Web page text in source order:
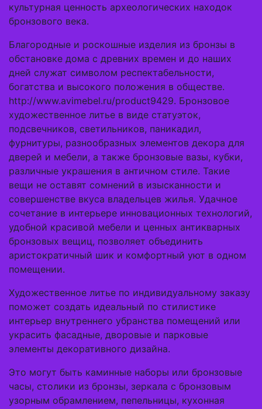
культурная ценность археологических находок
бронзового века.
Благородные и роскошные изделия из бронзы в
обстановке дома с древних времен и до наших
дней служат символом респектабельности,
богатства и высокого положения в обществе.
http://www.avimebel.ru/product9429. Бронзовое
художественное литье в виде статуэток,
подсвечников, светильников, паникадил,
фурнитуры, разнообразных элементов декора для
дверей и мебели, а также бронзовые вазы, кубки,
различные украшения в античном стиле. Такие
вещи не оставят сомнений в изысканности и
совершенстве вкуса владельцев жилья. Удачное
сочетание в интерьере инновационных технологий,
удобной красивой мебели и ценных антикварных
бронзовых вещиц, позволяет объединить
аристократичный шик и комфортный уют в одном
помещении.
Художественное литье по индивидуальному заказу
поможет создать идеальный по стилистике
интерьер внутреннего убранства помещений или
украсить фасадные, дворовые и парковые
элементы декоративного дизайна.
Это могут быть каминные наборы или бронзовые
часы, столики из бронзы, зеркала с бронзовым
узорным обрамлением, пепельницы, кухонная